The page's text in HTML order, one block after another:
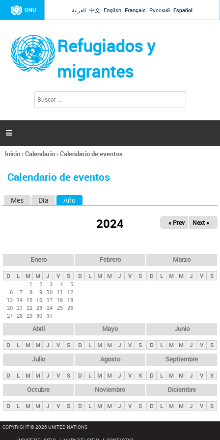
Jump to navigation
ONU العربية 中文 English Français Русский Español
Refugiados y
migrantes
l
d
s

Se
usted
Inicio›Calendario›Calendario de eventos
Calendario de eventos
s
p
n
i
p
a
l
s
Mes Día Año
2024 « Prev Next »
Enero
D L M M J V
S
1
2 3 4
5
6
7 8 9 10 11
12
13 14 15 16 17 18
19
20 21 22 23 24 25 26
27 28 29 30 31
Febrero
D L M M J V S
Marzo
D L M M J V S
Abril
D L M M J V S
Mayo
D L M M J V S
Junio
D L M M J V S
Julio
D L M M J V S
Agosto
D L M M J V S
Septiembre
D L M M J V S
Octubre
D L M M J V S
Noviembre
D L M M J V S
Diciembre
D L M M J V S
COPYRIGHT © 2026 UNITED NATIONS